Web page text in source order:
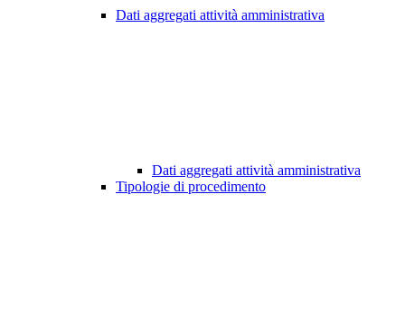
Dati aggregati attività amministrativa
Dati aggregati attività amministrativa
Tipologie di procedimento